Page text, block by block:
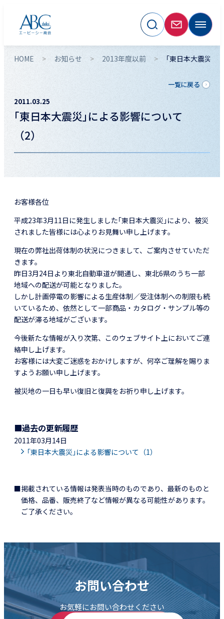
HOME お知らせ 2013年度以前 ｢東日本大震災｣
2011.03.25
｢東日本大震災｣による影響について
（2）
一覧に戻る
お客様各位
平成23年3月11日に発生しました｢東日本大震災｣により、被災
されました皆様には心よりお見舞い申し上げます。
現在の弊社出荷体制の状況につきまして、ご案内させていただ
きます。
昨日3月24日より東北自動車道が開通し、東北6県のうち一部
地域への配送が可能となりました。
しかし計画停電の影響による生産体制／受注体制への制限も続
いているため、依然として一部商品・カタログ・サンプル等の
配送が滞る地域がございます。
今後新たな情報が入り次第、このウェブサイト上においてご連
絡申し上げます。
お客様には大変ご迷惑をおかけしますが、何卒ご理解を賜りま
すようお願い申し上げます。
被災地の一日も早い復旧と復興をお祈り申し上げます。
■過去の更新履歴
2011年03月14日
｢東日本大震災｣による影響について（1）
■掲載されている情報は発表当時のものであり、最新のものと
価格、品番、販売終了など情報が異なる可能性があります。
ご了承ください。
お問い合わせ
お気軽にお問い合わせください